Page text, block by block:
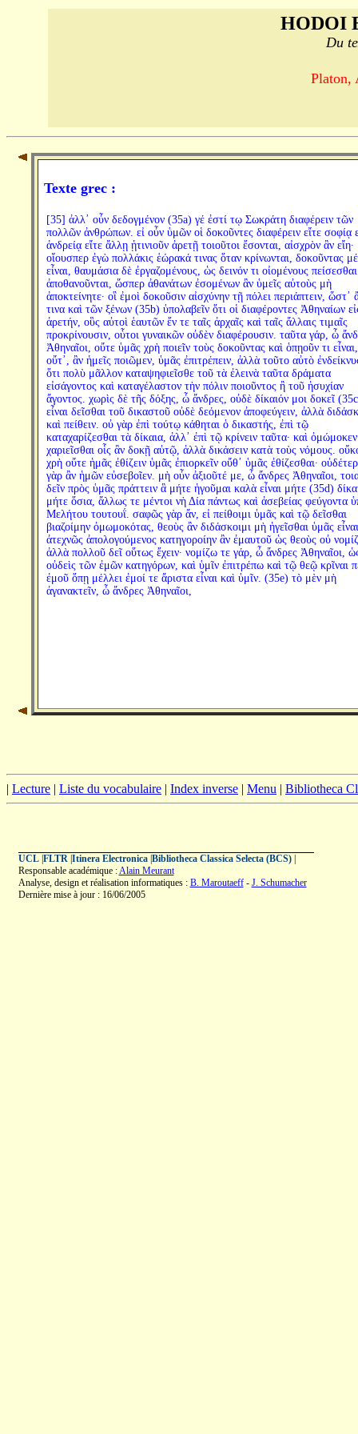
HODOI
Du
Platon,
Texte grec :
[35] ἀλλ᾽ οὖν δεδογμένον (35a) γέ ἐστί τῳ Σωκράτη διαφέρειν τῶν
πολλῶν ἀνθρώπων. εἰ οὖν ὑμῶν οἱ δοκοῦντες διαφέρειν εἴτε σοφίᾳ
ἀνδρείᾳ εἴτε ἄλλῃ ᾑτινιοῦν ἀρετῇ τοιοῦτοι ἔσονται, αἰσχρὸν ἂν εἴη·
οἵουσπερ ἐγὼ πολλάκις ἑώρακά τινας ὅταν κρίνωνται, δοκοῦντας
εἶναι, θαυμάσια δὲ ἐργαζομένους, ὡς δεινόν τι οἰομένους πείσεσθαι
ἀποθανοῦνται, ὥσπερ ἀθανάτων ἐσομένων ἂν ὑμεῖς αὐτοὺς μὴ
ἀποκτείνητε· οἳ ἐμοὶ δοκοῦσιν αἰσχύνην τῇ πόλει περιάπτειν, ὥστ᾽
τινα καὶ τῶν ξένων (35b) ὑπολαβεῖν ὅτι οἱ διαφέροντες Ἀθηναίων
ἀρετήν, οὓς αὐτοὶ ἑαυτῶν ἔν τε ταῖς ἀρχαῖς καὶ ταῖς ἄλλαις τιμαῖς
προκρίνουσιν, οὗτοι γυναικῶν οὐδὲν διαφέρουσιν. ταῦτα γάρ, ὦ
Ἀθηναῖοι, οὔτε ὑμᾶς χρὴ ποιεῖν τοὺς δοκοῦντας καὶ ὁπῃοῦν τι εἶναι,
οὔτ᾽, ἂν ἡμεῖς ποιῶμεν, ὑμᾶς ἐπιτρέπειν, ἀλλὰ τοῦτο αὐτὸ
ὅτι πολὺ μᾶλλον καταψηφιεῖσθε τοῦ τὰ ἐλεινὰ ταῦτα δράματα
εἰσάγοντος καὶ καταγέλαστον τὴν πόλιν ποιοῦντος ἢ τοῦ ἡσυχίαν
ἄγοντος. χωρὶς δὲ τῆς δόξης, ὦ ἄνδρες, οὐδὲ δίκαιόν μοι δοκεῖ
εἶναι δεῖσθαι τοῦ δικαστοῦ οὐδὲ δεόμενον ἀποφεύγειν, ἀλλὰ
καὶ πείθειν. οὐ γὰρ ἐπὶ τούτῳ κάθηται ὁ δικαστής, ἐπὶ τῷ
καταχαρίζεσθαι τὰ δίκαια, ἀλλ᾽ ἐπὶ τῷ κρίνειν ταῦτα· καὶ
χαριεῖσθαι οἷς ἂν δοκῇ αὐτῷ, ἀλλὰ δικάσειν κατὰ τοὺς νόμους.
χρὴ οὔτε ἡμᾶς ἐθίζειν ὑμᾶς ἐπιορκεῖν οὔθ᾽ ὑμᾶς ἐθίζεσθαι·
γὰρ ἂν ἡμῶν εὐσεβοῖεν. μὴ οὖν ἀξιοῦτέ με, ὦ ἄνδρες Ἀθηναῖοι,
δεῖν πρὸς ὑμᾶς πράττειν ἃ μήτε ἡγοῦμαι καλὰ εἶναι μήτε (35d)
μήτε ὅσια, ἄλλως τε μέντοι νὴ Δία πάντως καὶ ἀσεβείας φεύγοντα
Μελήτου τουτουΐ. σαφῶς γὰρ ἄν, εἰ πείθοιμι ὑμᾶς καὶ τῷ δεῖσθαι
βιαζοίμην ὀμωμοκότας, θεοὺς ἂν διδάσκοιμι μὴ ἡγεῖσθαι ὑμᾶς
ἀτεχνῶς ἀπολογούμενος κατηγοροίην ἂν ἐμαυτοῦ ὡς θεοὺς οὐ
ἀλλὰ πολλοῦ δεῖ οὕτως ἔχειν· νομίζω τε γάρ, ὦ ἄνδρες Ἀθηναῖοι,
οὐδεὶς τῶν ἐμῶν κατηγόρων, καὶ ὑμῖν ἐπιτρέπω καὶ τῷ θεῷ κρῖναι
ἐμοῦ ὅπῃ μέλλει ἐμοί τε ἄριστα εἶναι καὶ ὑμῖν. (35e) τὸ μὲν μὴ
ἀγανακτεῖν, ὦ ἄνδρες Ἀθηναῖοι,
| Lecture | Liste du vocabulaire | Index inverse | Menu | Bibliotheca
UCL| FLTR| Itinera Electronica| Bibliotheca Classica Selecta (BCS)|
Responsable académique :Alain Meurant
Analyse, design et réalisation informatiques : B. Maroutaeff- J. Schumacher
Dernière mise à jour : 16/06/2005